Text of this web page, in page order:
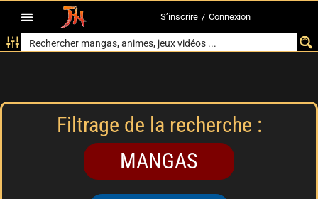
S’inscrire / Connexion
Filtrage de la recherche :
MANGAS